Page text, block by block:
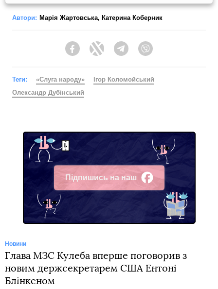
Автори: Марія Жартовська, Катерина Коберник
FacebookTwitter Telegram
Теги: «Слуга народу»
Ігор Коломойський
Олександр Дубінський
Підпишись на наш
Facebook
Новини
Глава МЗС Кулеба вперше поговорив з
новим держсекретарем США Ентоні
Блінкеном